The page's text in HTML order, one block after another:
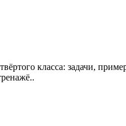
класса: задачи,